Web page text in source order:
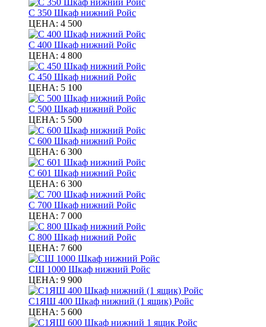
С 350 Шкаф нижний Ройс
ЦЕНА: 4 500
С 400 Шкаф нижний Ройс
ЦЕНА: 4 800
С 450 Шкаф нижний Ройс
ЦЕНА: 5 100
С 500 Шкаф нижний Ройс
ЦЕНА: 5 500
С 600 Шкаф нижний Ройс
ЦЕНА: 6 300
С 601 Шкаф нижний Ройс
ЦЕНА: 6 300
С 700 Шкаф нижний Ройс
ЦЕНА: 7 000
С 800 Шкаф нижний Ройс
ЦЕНА: 7 600
СШ 1000 Шкаф нижний Ройс
ЦЕНА: 9 900
С1ЯШ 400 Шкаф нижний (1 ящик) Ройс
ЦЕНА: 5 600